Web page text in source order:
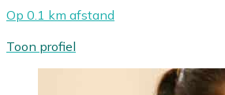
Op 0.1 km afstand
Toon profiel